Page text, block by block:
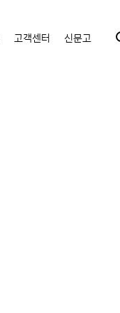
고객센터 신문고